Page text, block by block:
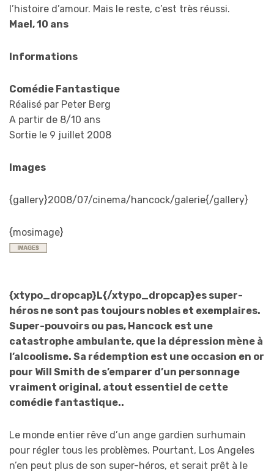
l’histoire d’amour. Mais le reste, c’est très réussi.
Mael, 10 ans
Informations
Comédie Fantastique
Réalisé par Peter Berg
A partir de 8/10 ans
Sortie le 9 juillet 2008
Images
{gallery}2008/07/cinema/hancock/galerie{/gallery}
{mosimage}
{xtypo_dropcap}L{/xtypo_dropcap}es super-
héros ne sont pas toujours nobles et exemplaires.
Super-pouvoirs ou pas, Hancock est une
catastrophe ambulante, que la dépression mène à
l’alcoolisme. Sa rédemption est une occasion en or
pour Will Smith de s’emparer d’un personnage
vraiment original, atout essentiel de cette
comédie fantastique..
Le monde entier rêve d’un ange gardien surhumain
pour régler tous les problèmes. Pourtant, Los Angeles
n’en peut plus de son super-héros, et serait prêt à le